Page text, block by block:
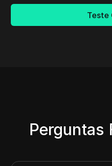
Teste
Perguntas